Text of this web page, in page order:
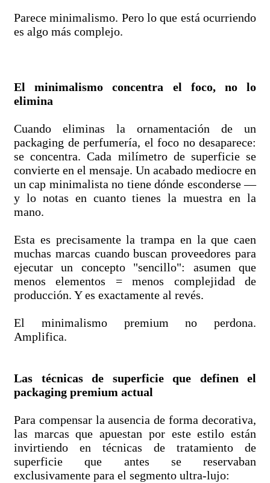
Parece minimalismo. Pero lo que está ocurriendo
es algo más complejo.
El minimalismo concentra el foco, no lo
elimina
Cuando eliminas la ornamentación de un
packaging de perfumería, el foco no desaparece:
se concentra. Cada milímetro de superficie se
convierte en el mensaje. Un acabado mediocre en
un cap minimalista no tiene dónde esconderse —
y lo notas en cuanto tienes la muestra en la
mano.
Esta es precisamente la trampa en la que caen
muchas marcas cuando buscan proveedores para
ejecutar un concepto "sencillo": asumen que
menos elementos = menos complejidad de
producción. Y es exactamente al revés.
El minimalismo premium no perdona.
Amplifica.
Las técnicas de superficie que definen el
packaging premium actual
Para compensar la ausencia de forma decorativa,
las marcas que apuestan por este estilo están
invirtiendo en técnicas de tratamiento de
superficie que antes se reservaban
exclusivamente para el segmento ultra-lujo: